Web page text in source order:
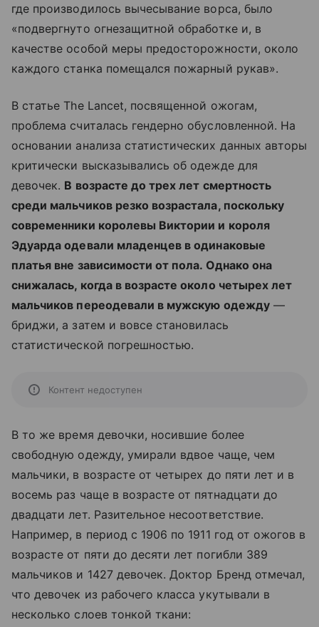
где производилось вычесывание ворса, было
«подвергнуто огнезащитной обработке и, в
качестве особой меры предосторожности, около
каждого станка помещался пожарный рукав».
В статье The Lancet, посвященной ожогам,
проблема считалась гендерно обусловленной. На
основании анализа статистических данных авторы
критически высказывались об одежде для
девочек. В возрасте до трех лет смертность
среди мальчиков резко возрастала, поскольку
современники королевы Виктории и короля
Эдуарда одевали младенцев в одинаковые
платья вне зависимости от пола. Однако она
снижалась, когда в возрасте около четырех лет
мальчиков переодевали в мужскую одежду—
бриджи, а затем и вовсе становилась
статистической погрешностью.
Контент недоступен
В то же время девочки, носившие более
свободную одежду, умирали вдвое чаще, чем
мальчики, в возрасте от четырех до пяти лет и в
восемь раз чаще в возрасте от пятнадцати до
двадцати лет. Разительное несоответствие.
Например, в период с 1906 по 1911 год от ожогов в
возрасте от пяти до десяти лет погибли 389
мальчиков и 1427 девочек. Доктор Бренд отмечал,
что девочек из рабочего класса укутывали в
несколько слоев тонкой ткани: